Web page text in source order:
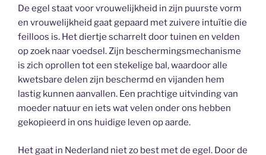
De egel staat voor vrouwelijkheid in zijn puurste vorm
en vrouwelijkheid gaat gepaard met zuivere intuïtie die
feilloos is. Het diertje scharrelt door tuinen en velden
op zoek naar voedsel. Zijn beschermingsmechanisme
is zich oprollen tot een stekelige bal, waardoor alle
kwetsbare delen zijn beschermd en vijanden hem
lastig kunnen aanvallen. Een prachtige uitvinding van
moeder natuur en iets wat velen onder ons hebben
gekopieerd in ons huidige leven op aarde.
Het gaat in Nederland niet zo best met de egel. Door de